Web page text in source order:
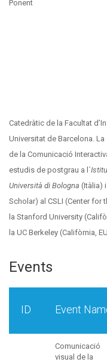
Catedràtic de la Facultat
Universitat de Barcelona.
de la Comunicació
estudis de postgrau a l´
Università di Bologna (Itàlia)
Scholar) al CSLI (Center
la Stanford University
la UC Berkeley (Califòrnia,
Events
ID Event
Comunicació
visual de la